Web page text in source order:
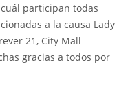
cuál participan todas
a la causa Lady
21, City Mall
gracias a todos por